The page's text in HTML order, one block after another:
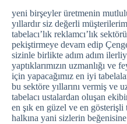
yeni birşeyler üretmenin
yıllardır siz değerli
tabelacı’lık reklamcı’lık
pekiştirmeye devam edip
sizinle birlikte adım adım
yaptıklarımızın uzmanlığı ve
için yapacağımız en iyi
bu sektöre yıllarını vermiş ve
tabelacı ustalardan oluşan
en şık en güzel ve en
halkına yani sizlerin beğenisine